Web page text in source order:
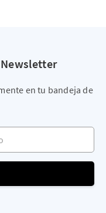
en tu bandeja de